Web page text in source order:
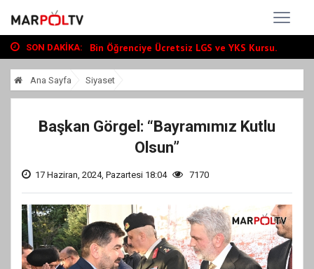
SON DAKIKA:
Bin Öğrenciye Ücretsiz LGS ve YKS Kursu...
“Tour Of Kahramanmaraş” Uluslararası Yol...
Ana Sayfa Siyaset
Başkan Görgel: “Bayramımız Kutlu
Olsun”
17 Haziran, 2024, Pazartesi 18:04 7170